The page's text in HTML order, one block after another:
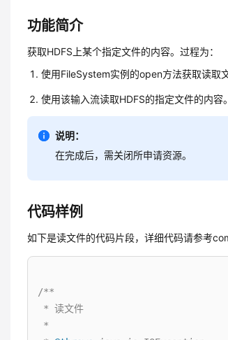
功能简介
获取HDFS上某个指定文件的内容。过程为：
使用FileSystem实例的open方法获取读取
使用该输入流读取HDFS的指定文件的内容。
说明：
在完成后，需关闭所申请资源。
代码样例
如下是读文件的代码片段，详细代码请参考
/**
* 读文件
*